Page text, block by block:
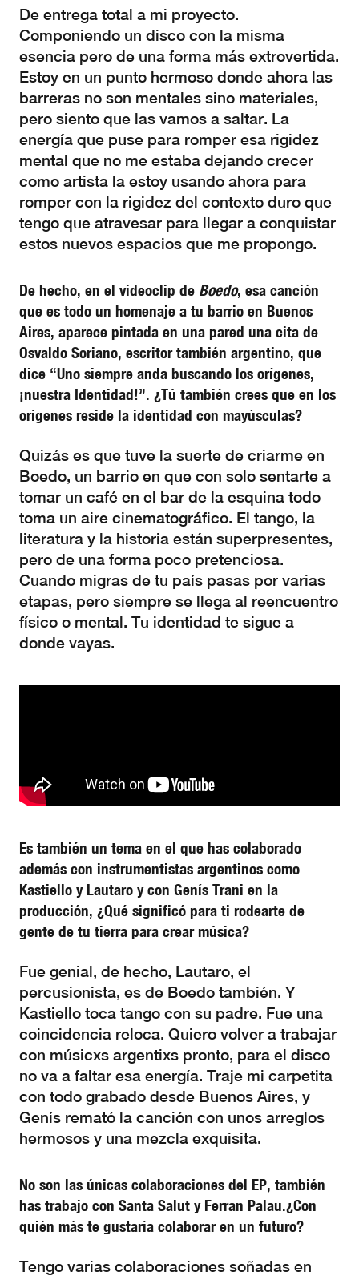
De entrega total a mi proyecto.
Componiendo un disco con la misma
esencia pero de una forma más extrovertida.
Estoy en un punto hermoso donde ahora las
barreras no son mentales sino materiales,
pero siento que las vamos a saltar. La
energía que puse para romper esa rigidez
mental que no me estaba dejando crecer
como artista la estoy usando ahora para
romper con la rigidez del contexto duro que
tengo que atravesar para llegar a conquistar
estos nuevos espacios que me propongo.
De hecho, en el videoclip de Boedo, esa canción
que es todo un homenaje a tu barrio en Buenos
Aires, aparece pintada en una pared una cita de
Osvaldo Soriano, escritor también argentino, que
dice “Uno siempre anda buscando los orígenes,
¡nuestra Identidad!”. ¿Tú también crees que en los
orígenes reside la identidad con mayúsculas?
Quizás es que tuve la suerte de criarme en
Boedo, un barrio en que con solo sentarte a
tomar un café en el bar de la esquina todo
toma un aire cinematográfico. El tango, la
literatura y la historia están superpresentes,
pero de una forma poco pretenciosa.
Cuando migras de tu país pasas por varias
etapas, pero siempre se llega al reencuentro
físico o mental. Tu identidad te sigue a
donde vayas.
Es también un tema en el que has colaborado
además con instrumentistas argentinos como
Kastiello y Lautaro y con Genís Trani en la
producción, ¿Qué significó para ti rodearte de
gente de tu tierra para crear música?
Fue genial, de hecho, Lautaro, el
percusionista, es de Boedo también. Y
Kastiello toca tango con su padre. Fue una
coincidencia reloca. Quiero volver a trabajar
con músicxs argentixs pronto, para el disco
no va a faltar esa energía. Traje mi carpetita
con todo grabado desde Buenos Aires, y
Genís remató la canción con unos arreglos
hermosos y una mezcla exquisita.
No son las únicas colaboraciones del EP, también
has trabajo con Santa Salut y Ferran Palau.¿Con
quién más te gustaría colaborar en un futuro?
Tengo varias colaboraciones soñadas en